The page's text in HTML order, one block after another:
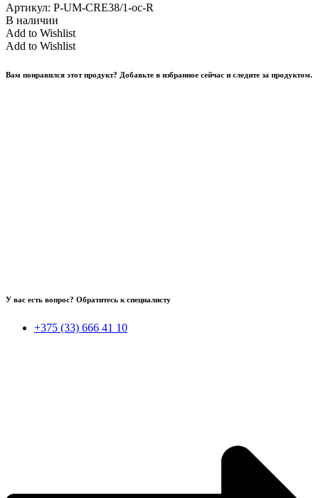
Артикул: P-UM-CRE38/1-oc-R
В наличии
Add to Wishlist
Add to Wishlist
Вам понравился этот продукт? Добавьте в избранное сейчас и следите за продуктом.
У вас есть вопрос? Обратитесь к специалисту
+375 (33) 666 41 10